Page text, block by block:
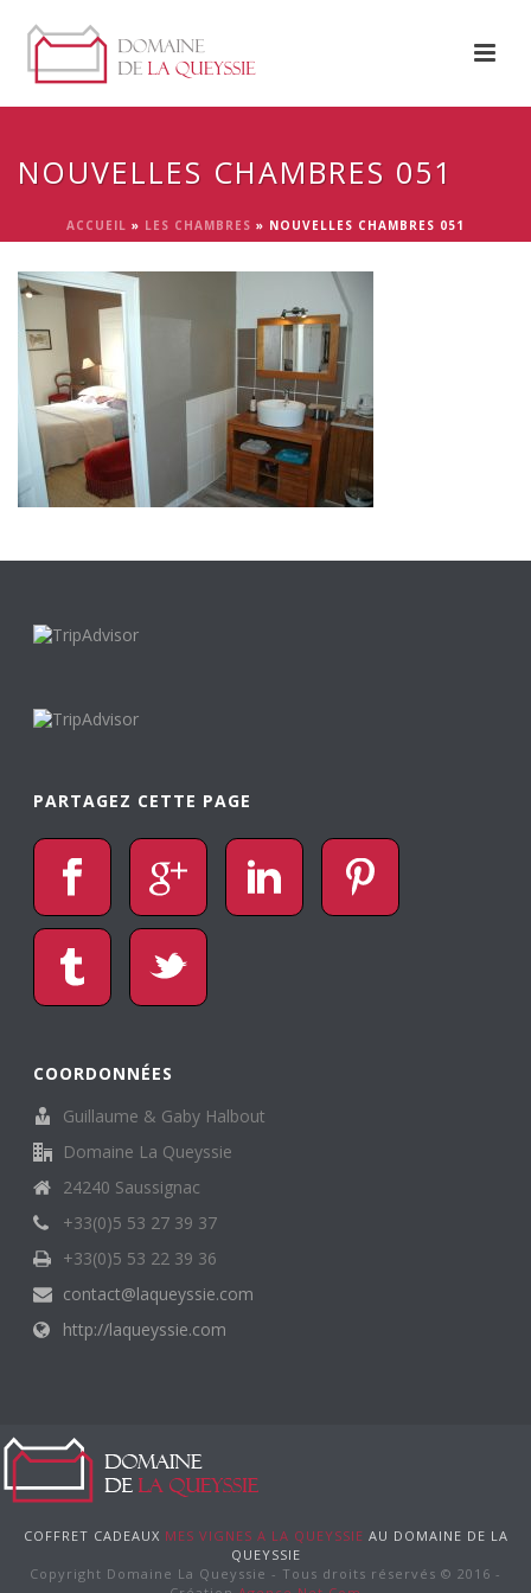
NOUVELLES CHAMBRES 051
ACCUEIL » LES CHAMBRES » NOUVELLES CHAMBRES 051
PARTAGEZ CETTE PAGE
COORDONNÉES
Guillaume & Gaby Halbout
Domaine La Queyssie
24240 Saussignac
+33(0)5 53 27 39 37
+33(0)5 53 22 39 36
contact@laqueyssie.com
http://laqueyssie.com
COFFRET CADEAUX MES VIGNES A LA QUEYSSIE AU DOMAINE DE LA
QUEYSSIE
Copyright Domaine La Queyssie - Tous droits réservés © 2016 -